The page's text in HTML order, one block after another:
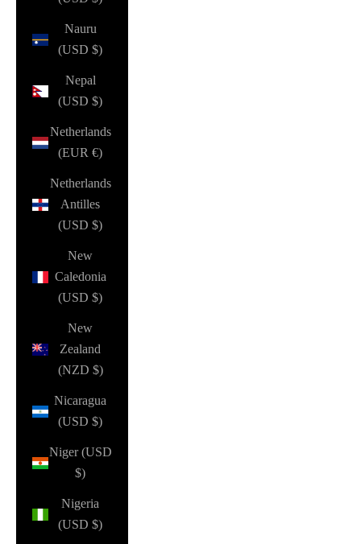
Nauru
(USD $)
Nepal
(USD $)
Netherlands
(EUR €)
Netherlands
Antilles
(USD $)
New
Caledonia
(USD $)
New
Zealand
(NZD $)
Nicaragua
(USD $)
Niger (USD
$)
Nigeria
(USD $)